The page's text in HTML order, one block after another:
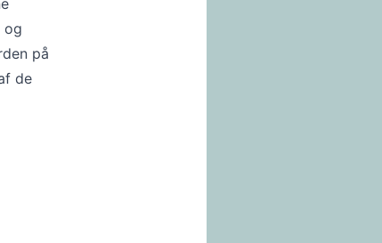
og
på
de